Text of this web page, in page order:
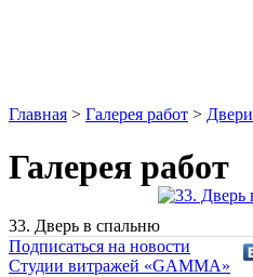
Главная > Галерея работ > Двери
Галерея работ
33. Дверь в спальню
Подписаться на новости
Студии витражей «GAMMA»